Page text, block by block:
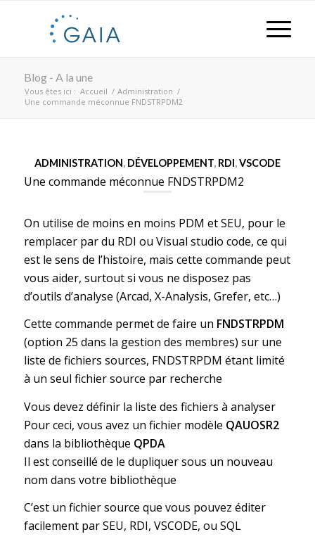
Blog - A la une
Vous êtes ici : Accueil / Administration /
Une commande méconnue FNDSTRPDM2
ADMINISTRATION, DÉVELOPPEMENT, RDI,VSCODE
Une commande méconnue FNDSTRPDM2
On utilise de moins en moins PDM et SEU, pour le
remplacer par du RDI ou Visual studio code, ce qui
est le sens de l’histoire, mais cette commande peut
vous aider, surtout si vous ne disposez pas
d’outils d’analyse (Arcad, X-Analysis, Grefer, etc…)
Cette commande permet de faire un FNDSTRPDM
(option 25 dans la gestion des membres) sur une
liste de fichiers sources, FNDSTRPDM étant limité
à un seul fichier source par recherche
Vous devez définir la liste des fichiers à analyser
Pour ceci, vous avez un fichier modèle QAUOSR2
dans la bibliothèque QPDA
Il est conseillé de le dupliquer sous un nouveau
nom dans votre bibliothèque
C’est un fichier source que vous pouvez éditer
facilement par SEU, RDI, VSCODE, ou SQL